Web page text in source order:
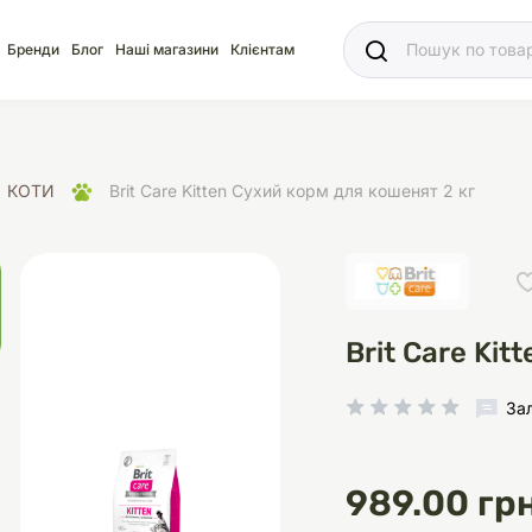
Наповнювачі
для кліток
акваріума Акваріуми
Помпи
Бренди Блог Наші магазини Клієнтам
КОТИ Brit Care Kitten Сухий корм для кошенят 2 кг
Brit Care
989.00